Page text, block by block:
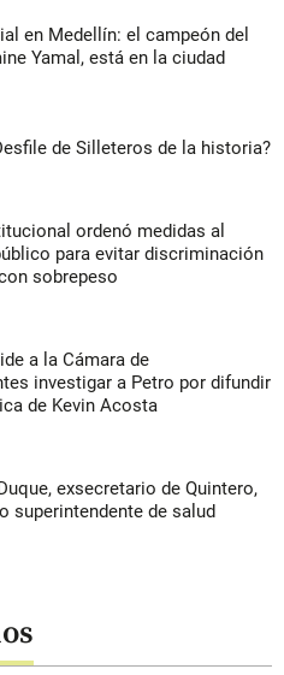
en Medellín: el campeón del
Yamal, está en la ciudad
de Silleteros de la historia?
ordenó medidas al
para evitar discriminación
sobrepeso
a la Cámara de
investigar a Petro por difundir
de Kevin Acosta
exsecretario de Quintero,
superintendente de salud